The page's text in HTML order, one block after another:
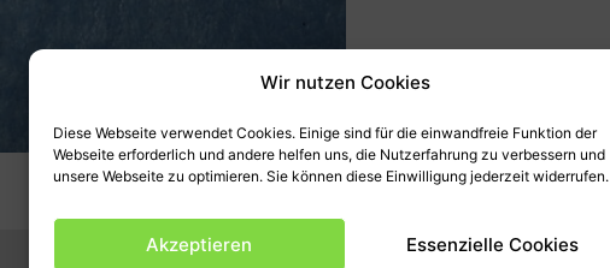
Wir nutzen Cookies
Diese Webseite verwendet Cookies. Einige sind für die einwandfreie Funktion der
Webseite erforderlich und andere helfen uns, die Nutzerfahrung zu verbessern und
unsere Webseite zu optimieren. Sie können diese Einwilligung jederzeit widerrufen.
Akzeptieren Essenzielle Cookies
Produktsicherheit (GPSR)